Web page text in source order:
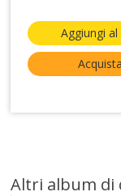
Aggiungi
Altri album di